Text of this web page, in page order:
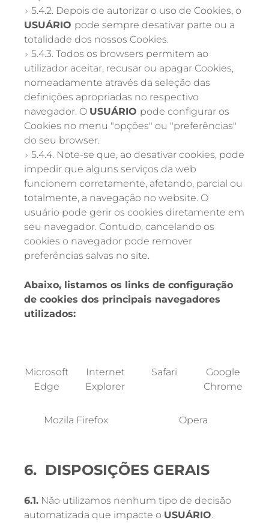
5.4.2. Depois de autorizar o uso de Cookies, o
USUÁRIO pode sempre desativar parte ou a
totalidade dos nossos Cookies.
5.4.3. Todos os browsers permitem ao
utilizador aceitar, recusar ou apagar Cookies,
nomeadamente através da seleção das
definições apropriadas no respectivo
navegador. O USUÁRIO pode configurar os
Cookies no menu "opções" ou "preferências"
do seu browser.
5.4.4. Note-se que, ao desativar cookies, pode
impedir que alguns serviços da web
funcionem corretamente, afetando, parcial ou
totalmente, a navegação no website. O
usuário pode gerir os cookies diretamente em
seu navegador. Contudo, cancelando os
cookies o navegador pode remover
preferências salvas no site.
Abaixo, listamos os links de configuração
de cookies dos principais navegadores
utilizados:
Microsoft
Edge
Internet
Explorer
Safari
Google
Chrome
Mozila Firefox Opera
6. DISPOSIÇÕES GERAIS
6.1. Não utilizamos nenhum tipo de decisão
automatizada que impacte o USUÁRIO.